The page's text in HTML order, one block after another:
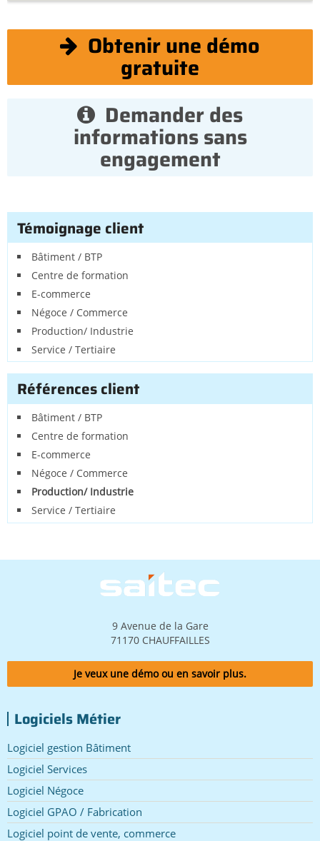
Obtenir une démo
gratuite
Demander des
informations sans
engagement
Témoignage client
Bâtiment / BTP
Centre de formation
E-commerce
Négoce / Commerce
Production/ Industrie
Service / Tertiaire
Références client
Bâtiment / BTP
Centre de formation
E-commerce
Négoce / Commerce
Production/ Industrie
Service / Tertiaire
9 Avenue de la Gare
71170 CHAUFFAILLES
Je veux une démo ou en savoir plus.
Logiciels Métier
Logiciel gestion Bâtiment
Logiciel Services
Logiciel Négoce
Logiciel GPAO / Fabrication
Logiciel point de vente, commerce